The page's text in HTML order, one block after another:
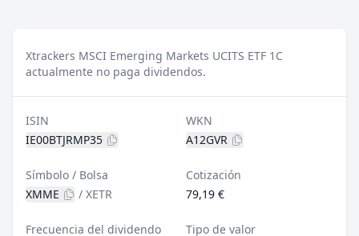
Xtrackers MSCI Emerging Markets UCITS ETF 1C
actualmente no paga dividendos.
ISIN
IE00BTJRMP35
WKN
A12GVR
Símbolo / Bolsa
XMME
/ XETR
Cotización
79,19 €
Frecuencia del dividendo
Tipo de valor